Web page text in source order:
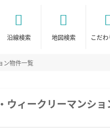
沿線検索 地図検索 こだ
ン物件一覧
ウィークリーマンショ